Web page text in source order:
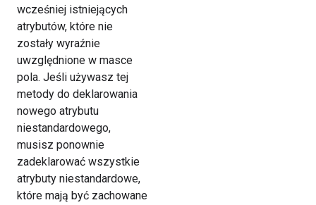
wcześniej istniejących
atrybutów, które nie
zostały wyraźnie
uwzględnione w masce
pola. Jeśli używasz tej
metody do deklarowania
nowego atrybutu
niestandardowego,
musisz ponownie
zadeklarować wszystkie
atrybuty niestandardowe,
które mają być zachowane